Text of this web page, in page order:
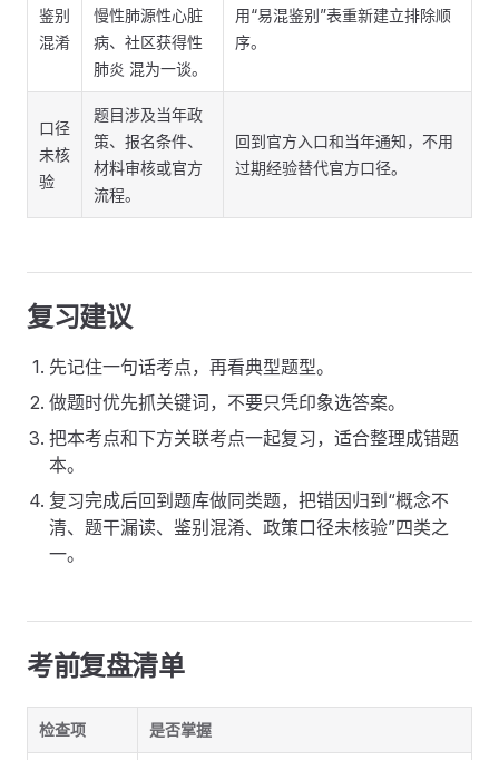
鉴别
混淆
慢性肺源性心脏
病、社区获得性
肺炎 混为一谈。
用“易混鉴别”表重新建立排除顺
序。
口径
未核
验
题目涉及当年政
策、报名条件、
材料审核或官方
流程。
回到官方入口和当年通知，不用
过期经验替代官方口径。
复习建议
先记住一句话考点，再看典型题型。
做题时优先抓关键词，不要只凭印象选答案。
把本考点和下方关联考点一起复习，适合整理成错题
本。
复习完成后回到题库做同类题，把错因归到“概念不
清、题干漏读、鉴别混淆、政策口径未核验”四类之
一。
考前复盘清单
检查项 是否掌握